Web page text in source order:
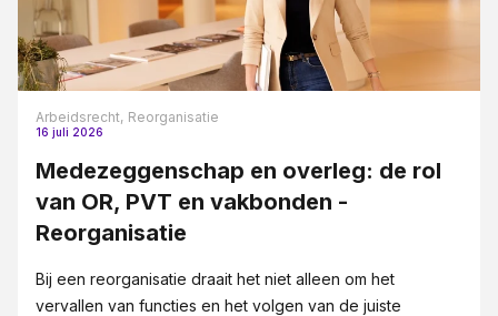
Arbeidsrecht, Reorganisatie
16 juli 2026
Medezeggenschap en overleg: de rol
van OR, PVT en vakbonden -
Reorganisatie
Bij een reorganisatie draait het niet alleen om het
vervallen van functies en het volgen van de juiste